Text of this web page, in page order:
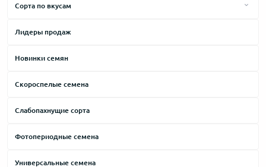
Northern Lights
Сорта по вкусам
Древесный
Молочный
Мускатный
Лидеры продаж
Новинки семян
Скороспелые семена
Слабопахнущие сорта
Фотопериодные семена
Универсальные семена